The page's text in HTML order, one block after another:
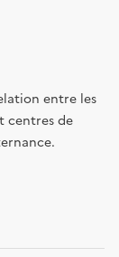
entre les
centres de